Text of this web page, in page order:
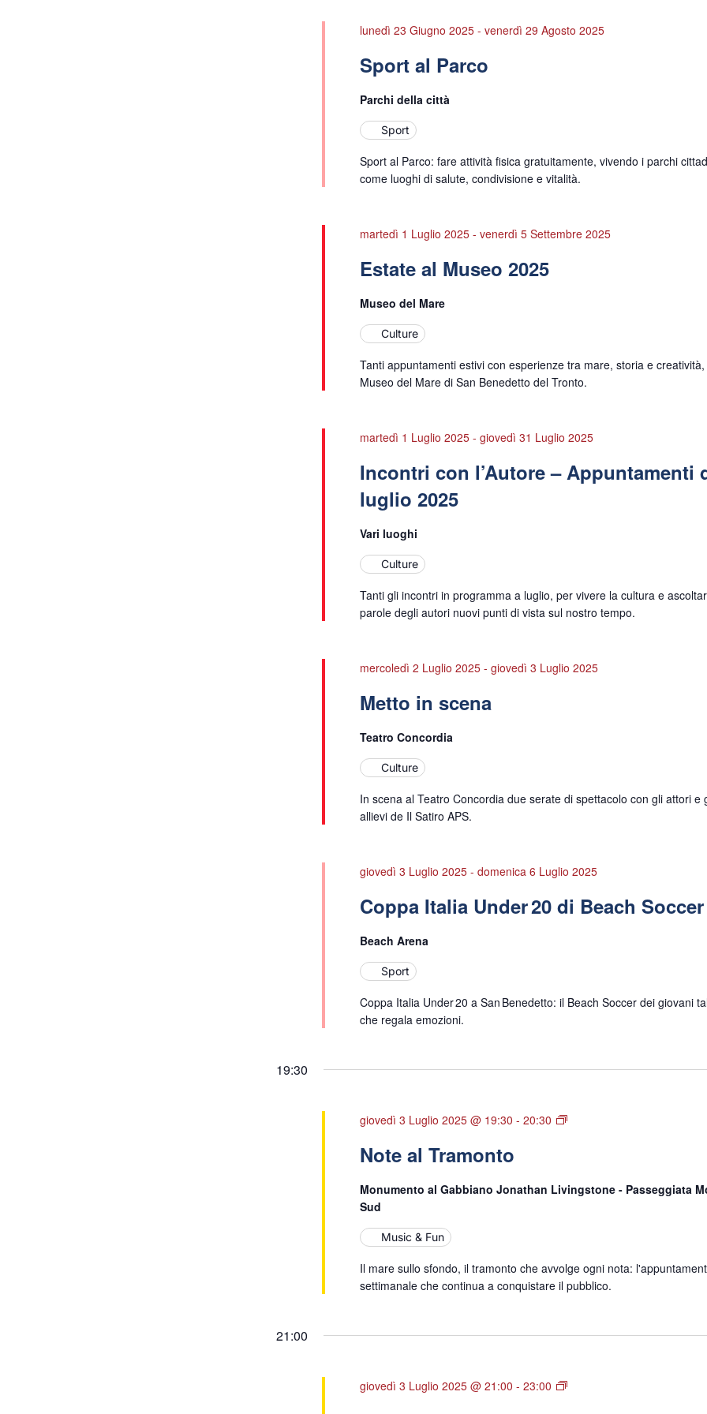
lunedì 23 Giugno 2025 -venerdì 29 Agosto 2025
Sport al Parco
Parchi della città
Sport
Sport al Parco: fare attività fisica gratuitamente, vivendo i parchi
come luoghi di salute, condivisione e vitalità.
martedì 1 Luglio 2025 -venerdì 5 Settembre 2025
Estate al Museo 2025
Museo del Mare
Culture
Tanti appuntamenti estivi con esperienze tra mare, storia e
Museo del Mare di San Benedetto del Tronto.
martedì 1 Luglio 2025 -giovedì 31 Luglio 2025
Incontri con l’Autore – Appuntamenti
luglio 2025
Vari luoghi
Culture
Tanti gli incontri in programma a luglio, per vivere la cultura e
parole degli autori nuovi punti di vista sul nostro tempo.
mercoledì 2 Luglio 2025 -giovedì 3 Luglio 2025
Metto in scena
Teatro Concordia
Culture
In scena al Teatro Concordia due serate di spettacolo con gli attori e
allievi de Il Satiro APS.
giovedì 3 Luglio 2025 -domenica 6 Luglio 2025
Coppa Italia Under 20 di Beach Soccer
Beach Arena
Sport
Coppa Italia Under 20 a San Benedetto: il Beach Soccer dei giovani
che regala emozioni.
19:30
giovedì 3 Luglio 2025 @ 19:30 -20:30
Note
Note al Tramonto
Monumento al Gabbiano Jonathan Livingstone - Passeggiata
Sud
Music & Fun
Il mare sullo sfondo, il tramonto che avvolge ogni nota:
settimanale che continua a conquistare il pubblico.
21:00
giovedì 3 Luglio 2025 @ 21:00 -23:00
Spiaggia